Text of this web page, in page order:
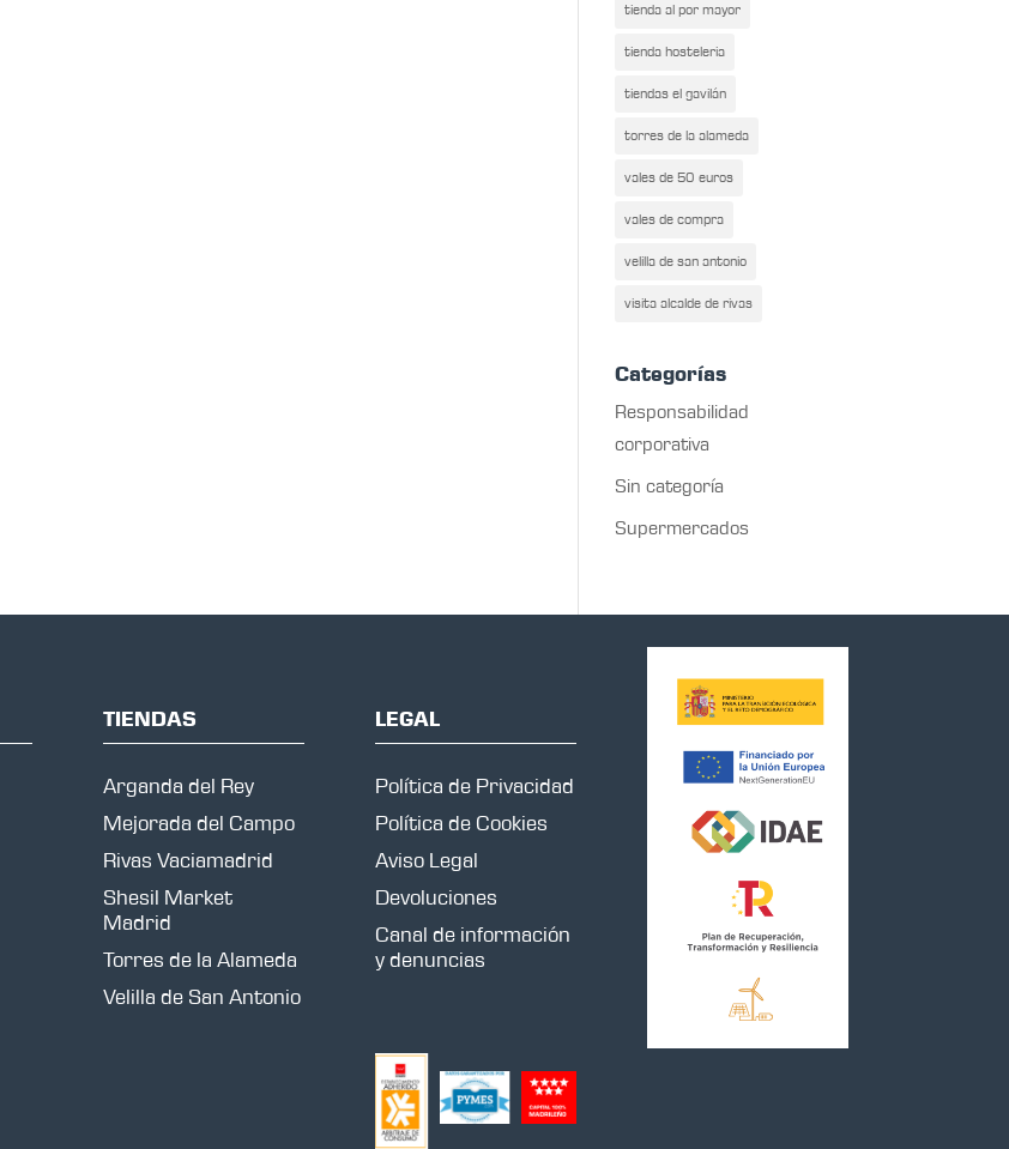
tienda al por mayor
tienda hosteleria
tiendas el gavilán
torres de la alameda
vales de 50 euros
vales de compra
velilla de san antonio
visita alcalde de rivas
Categorías
Responsabilidad
corporativa
Sin categoría
Supermercados
TIENDAS
Arganda del Rey
Mejorada del Campo
Rivas Vaciamadrid
Shesil Market
Madrid
Torres de la Alameda
Velilla de San Antonio
LEGAL
Política de Privacidad
Política de Cookies
Aviso Legal
Devoluciones
Canal de información
y denuncias